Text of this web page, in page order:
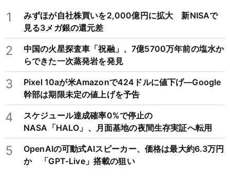
1
みずほが自社株買いを2,000億円に拡大 新NISAで
見る3メガ銀の還元差
2
中国の火星探査車「祝融」、7億5700万年前の塩水か
らできた一次蒸発岩を発見
3
Pixel 10aが米Amazonで424ドルに値下げ―Google
幹部は期限未定の値上げを予告
4
スケジュール達成確率0%で停止の
NASA「HALO」、月面基地の夜間生存実証へ転用
5
OpenAIの可動式AIスピーカー、価格は最大約6.3万円
か 「GPT-Live」搭載の狙い